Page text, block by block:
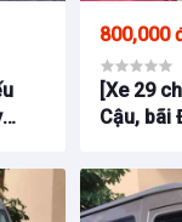
800,000
[Xe 29
Cậu, bãi